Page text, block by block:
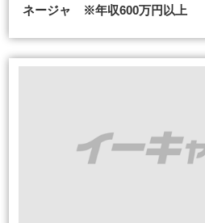
ネージャ ※年収600万円以上